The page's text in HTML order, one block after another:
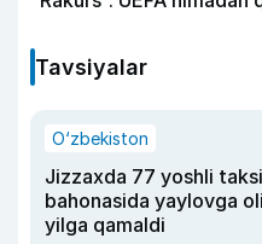
Tavsiyalar
O‘zbekiston
Jizzaxda 77 yoshli
bahonasida yaylovga
yilga qamaldi